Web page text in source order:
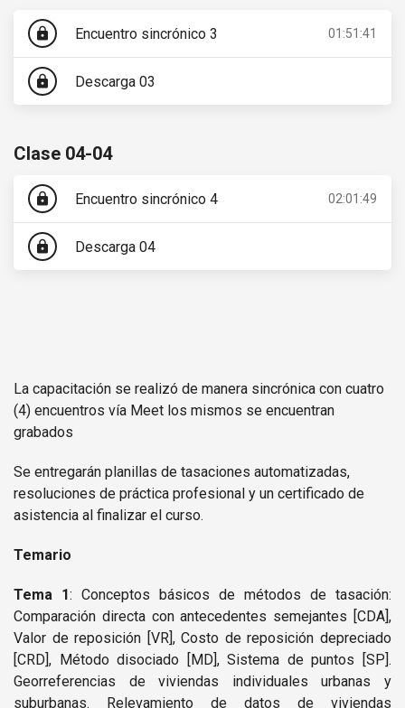
lock Encuentro sincrónico 3 01:51:41
lock Descarga 03
Clase 04-04
lock Encuentro sincrónico 4 02:01:49
lock Descarga 04
La capacitación se realizó de manera sincrónica con cuatro
(4) encuentros vía Meet los mismos se encuentran
grabados
Se entregarán planillas de tasaciones automatizadas,
resoluciones de práctica profesional y un certificado de
asistencia al finalizar el curso.
Temario
Tema 1: Conceptos básicos de métodos de tasación:
Comparación directa con antecedentes semejantes [CDA],
Valor de reposición [VR], Costo de reposición depreciado
[CRD], Método disociado [MD], Sistema de puntos [SP].
Georreferencias de viviendas individuales urbanas y
suburbanas. Relevamiento de datos de viviendas